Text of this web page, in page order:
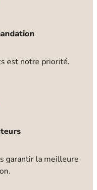
est notre priorité.
garantir la meilleure